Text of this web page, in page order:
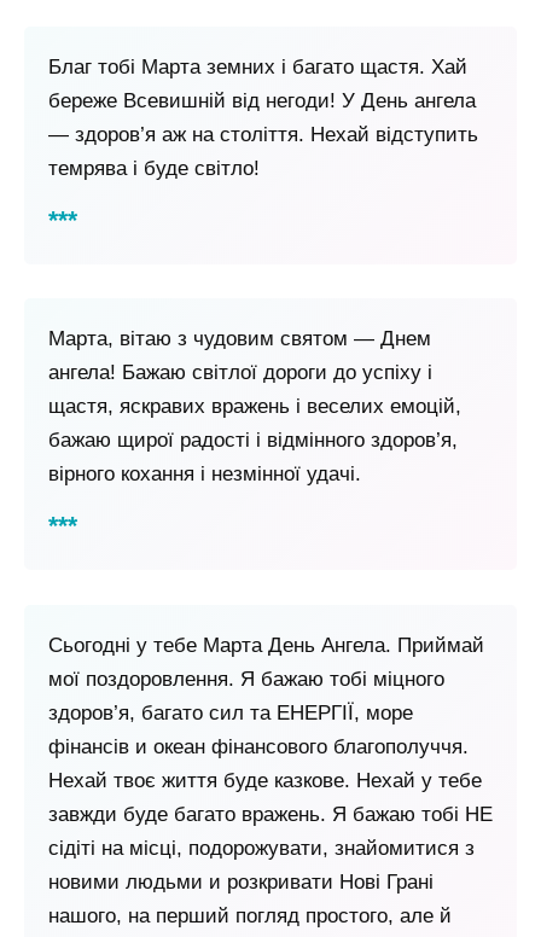
Благ тобі Марта земних і багато щастя. Хай
береже Всевишній від негоди! У День ангела
— здоров’я аж на століття. Нехай відступить
темрява і буде світло!
Марта, вітаю з чудовим святом — Днем
ангела! Бажаю світлої дороги до успіху і
щастя, яскравих вражень і веселих емоцій,
бажаю щирої радості і відмінного здоров’я,
вірного кохання і незмінної удачі.
Сьогодні у тебе Марта День Ангела. Приймай
мої поздоровлення. Я бажаю тобі міцного
здоров’я, багато сил та ЕНЕРГІЇ, море
фінансів и океан фінансового благополуччя.
Нехай твоє життя буде казкове. Нехай у тебе
завжди буде багато вражень. Я бажаю тобі НЕ
сідіті на місці, подорожувати, знайомитися з
новими людьми и розкривати Нові Грані
нашого, на перший погляд простого, але й